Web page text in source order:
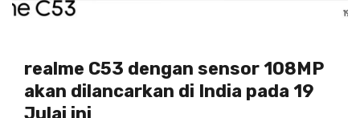
realme C53 dengan sensor 108MP
akan dilancarkan di India pada 19
Julai ini